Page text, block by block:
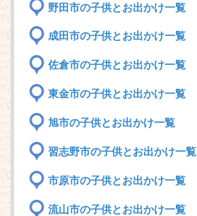
野田市の子供とお出かけ一覧
成田市の子供とお出かけ一覧
佐倉市の子供とお出かけ一覧
東金市の子供とお出かけ一覧
旭市の子供とお出かけ一覧
習志野市の子供とお出かけ一覧
市原市の子供とお出かけ一覧
流山市の子供とお出かけ一覧